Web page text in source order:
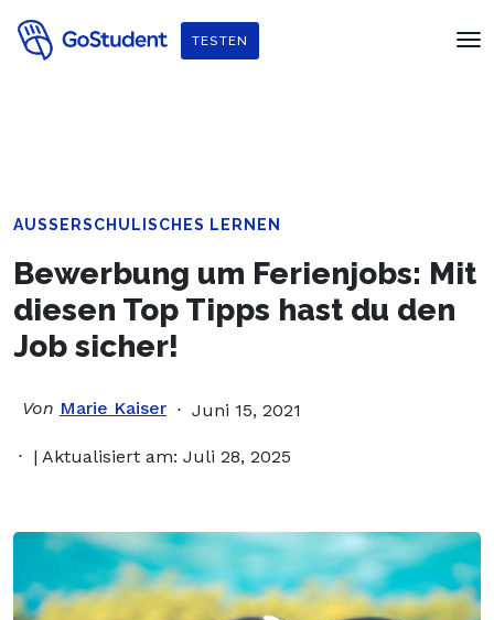
Verbessere dein Englisch und hol dir
Penguin Readers
TESTEN
AUSSERSCHULISCHES LERNEN
Bewerbung um Ferienjobs: Mit
diesen Top Tipps hast du den
Job sicher!
Von Marie Kaiser Juni 15, 2021
| Aktualisiert am: Juli 28, 2025